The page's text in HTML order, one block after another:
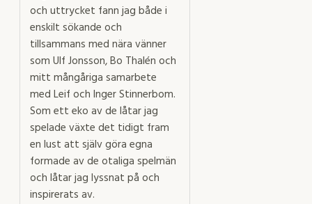
och uttrycket fann jag både i
enskilt sökande och
tillsammans med nära vänner
som Ulf Jonsson, Bo Thalén och
mitt mångåriga samarbete
med Leif och Inger Stinnerbom.
Som ett eko av de låtar jag
spelade växte det tidigt fram
en lust att själv göra egna
formade av de otaliga spelmän
och låtar jag lyssnat på och
inspirerats av.